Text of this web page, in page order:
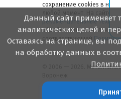
сохранение cookies в
любой момент. На сайте
рекомендательные
обработке персональных
соответствующей
Политике
© 2006 — 2026.
Данный сайт применяет
аналитических целей и
Оставаясь на странице, вы
на обработку данных в